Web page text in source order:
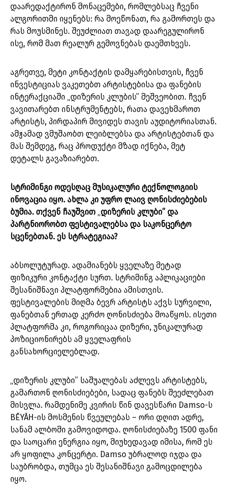
დაარედაქტირონ მონაცემები, რომლებსაც ჩვენი
ალგორითმი იყენებს: რა მოეწონათ, რა გამორთეს და
რას მოუსმინეს. შეუძლიათ თავად დაარეგულირონ
ისე, რომ მათ რეალურ გემოვნებას დაემთხვეს.
აგრეთვე, მეტი კონტაქტის დამყარებისთვის, ჩვენ
ინვესტიციას ვაკეთებთ არტისტებისა და ფანების
ინტერაქციაში „დიზერის კლუბის” მეშვეობით. ჩვენ
ვავითარებთ ინსტრუმენტებს, რათა დავეხმაროთ
არტისტს, პირდაპირ მივიდეს თავის აუდიტორიასთან.
ამჟამად ვმუშაობთ ლეიბლებსა და არტისტებთან და
მას შემდეგ, რაც პროდუქტი მზად იქნება, მეტ
დეტალს გავაზიარებთ.
სტრიმინგი ოდესღაც მუსიკალური ტექნოლოგიის
ინოვაცია იყო. ახლა კი უფრო ლაივ ღონისძიებების
ბუმია. თქვენ ჩაუშვით „დიზერის კლუბი” და
პარტნიორობთ ფესტივალებსა და საკონცერტო
სცენებთან. ეს სტრატეგიაა?
აბსოლუტურად. ადამიანებს ყველაზე მეტად
ფიზიკური კონტაქტი სურთ. სტრიმინგ აპლიკაციები
შესანიშნავი პლატფორმებია ამისთვის.
ფესტივალების მიღმა ბევრ არტისტს აქვს სურვილი,
ფანებთან ერთად კერძო ღონისძიება მოაწყოს. ისეთი
პლატფორმა კი, როგორიცაა დიზერი, უნიკალურად
პოზიციონირებს ამ ყველაფრის
განსახორციელებლად.
„დიზერის კლუბი” საშუალებას აძლევს არტისტებს,
გამართონ ღონისძიებები, სადაც ფანებს შეეძლებათ
მისვლა. რამდენიმე კვირის წინ დავესწარი Damso-ს
BĒYĀH-ის მოსმენის წვეულებას – ორი დღით ადრე,
სანამ ალბომი გამოვიდოდა. ღონისძიებაზე 1500 ფანი
და საოცარი ენერგია იყო, მიუხედავად იმისა, რომ ეს
არ ყოფილა კონცერტი. Damso უბრალოდ იჯდა და
საუბრობდა, თუმცა ეს შესანიშნავი გამოცდილება
იყო.